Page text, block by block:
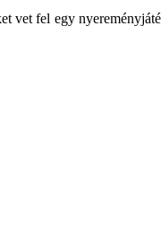
vet fel egy